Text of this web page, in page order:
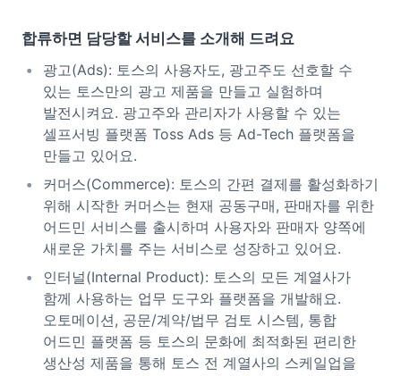
합류하면 담당할 서비스를 소개해 드려요
광고(Ads): 토스의 사용자도, 광고주도 선호할 수
있는 토스만의 광고 제품을 만들고 실험하며
발전시켜요. 광고주와 관리자가 사용할 수 있는
셀프서빙 플랫폼 Toss Ads 등 Ad-Tech 플랫폼을
만들고 있어요.
커머스(Commerce): 토스의 간편 결제를 활성화하기
위해 시작한 커머스는 현재 공동구매, 판매자를 위한
어드민 서비스를 출시하며 사용자와 판매자 양쪽에
새로운 가치를 주는 서비스로 성장하고 있어요.
인터널(Internal Product): 토스의 모든 계열사가
함께 사용하는 업무 도구와 플랫폼을 개발해요.
오토메이션, 공문/계약/법무 검토 시스템, 통합
어드민 플랫폼 등 토스의 문화에 최적화된 편리한
생산성 제품을 통해 토스 전 계열사의 스케일업을